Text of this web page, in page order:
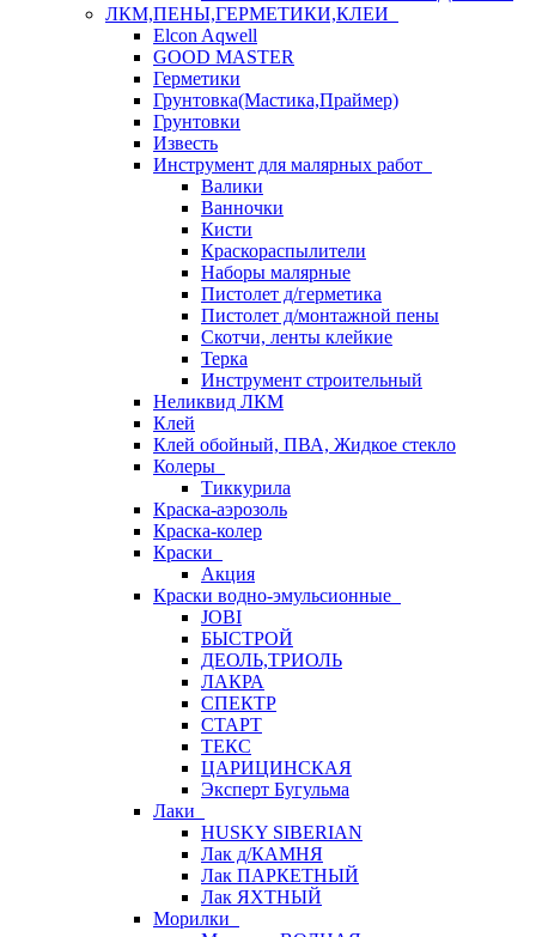
ЛКМ,ПЕНЫ,ГЕРМЕТИКИ,КЛЕИ
Elcon Aqwell
GOOD MASTER
Герметики
Грунтовка(Мастика,Праймер)
Грунтовки
Известь
Инструмент для малярных работ
Валики
Ванночки
Кисти
Краскораспылители
Наборы малярные
Пистолет д/герметика
Пистолет д/монтажной пены
Скотчи, ленты клейкие
Терка
Инструмент строительный
Неликвид ЛКМ
Клей
Клей обойный, ПВА, Жидкое стекло
Колеры
Тиккурила
Краска-аэрозоль
Краска-колер
Краски
Акция
Краски водно-эмульсионные
JOBI
БЫСТРОЙ
ДЕОЛЬ,ТРИОЛЬ
ЛАКРА
СПЕКТР
СТАРТ
ТЕКС
ЦАРИЦИНСКАЯ
Эксперт Бугульма
Лаки
HUSKY SIBERIAN
Лак д/КАМНЯ
Лак ПАРКЕТНЫЙ
Лак ЯХТНЫЙ
Морилки